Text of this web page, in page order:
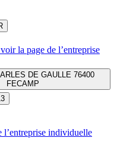
la page de l’entreprise
DE GAULLE 76400
FECAMP
l’entreprise individuelle